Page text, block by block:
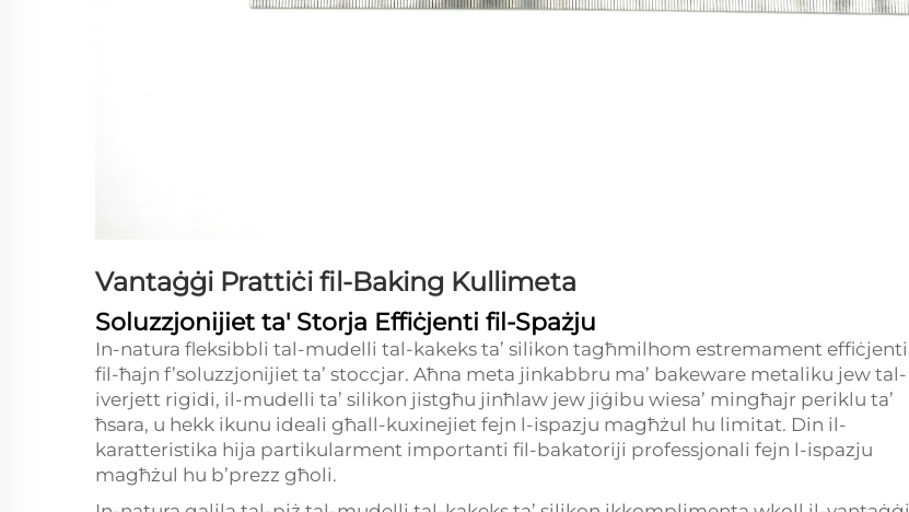
Vantaġġi Prattiċi fil-Baking Kullimeta
Soluzzjonijiet ta' Storja Effiċjenti fil-Spażju
In-natura fleksibbli tal-mudelli tal-kakeks ta’ silikon tagħmilhom estremament effiċjenti
fil-ħajn f’soluzzjonijiet ta’ stoccjar. Aħna meta jinkabbru ma’ bakeware metaliku jew tal-
iverjett rigidi, il-mudelli ta’ silikon jistgħu jinħlaw jew jiġibu wiesa’ mingħajr periklu ta’
ħsara, u hekk ikunu ideali għall-kuxinejiet fejn l-ispazju magħżul hu limitat. Din il-
karatteristika hija partikularment importanti fil-bakatoriji professjonali fejn l-ispazju
magħżul hu b’prezz għoli.